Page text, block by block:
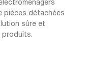
pièces détachées
sûre et
produits.